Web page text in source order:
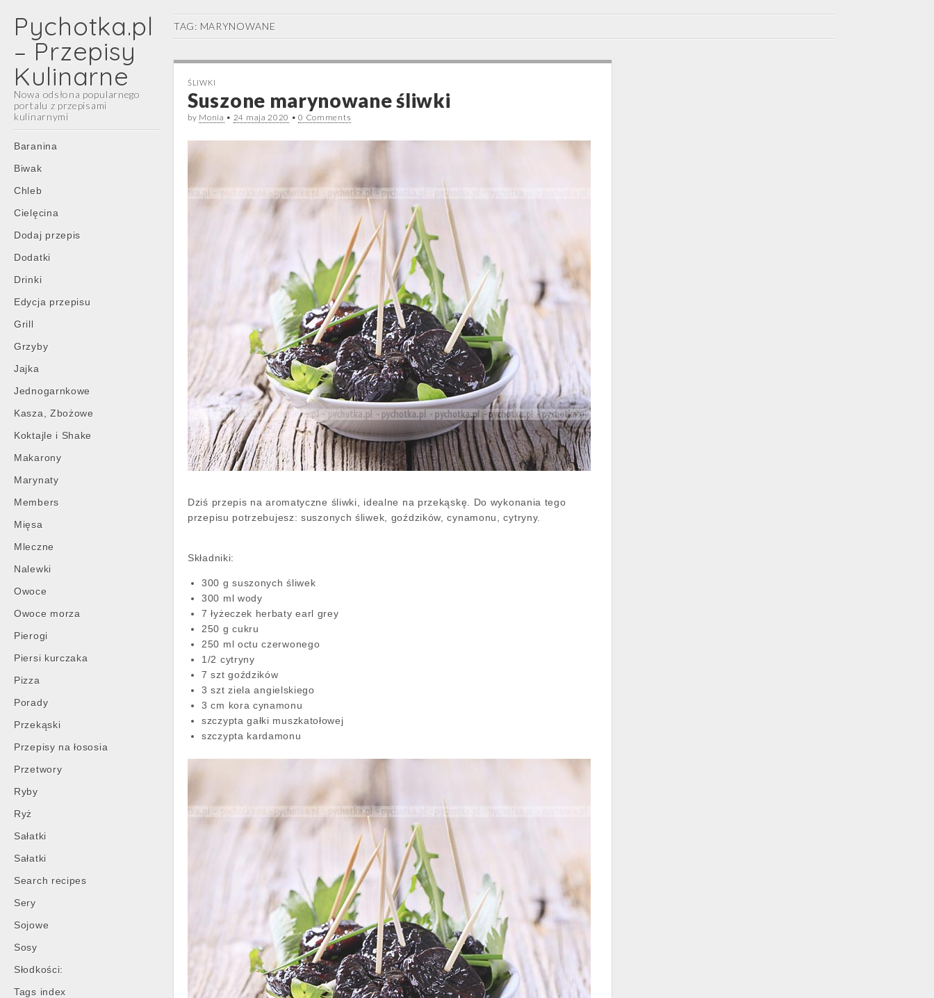
Pychotka.pl
– Przepisy
Kulinarne
Nowa odsłona popularnego
portalu z przepisami
kulinarnymi
Main
menu
Skip
content
Baranina
Biwak
Chleb
Cielęcina
Dodaj przepis
Dodatki
Drinki
Edycja przepisu
Grill
Grzyby
Jajka
Jednogarnkowe
Kasza, Zbożowe
Koktajle i Shake
Makarony
Marynaty
Members
Mięsa
Mleczne
Nalewki
Owoce
Owoce morza
Pierogi
Piersi kurczaka
Pizza
Porady
Przekąski
Przepisy na łososia
Przetwory
Ryby
Ryż
Sałatki
Sałatki
Search recipes
Sery
Sojowe
Sosy
Słodkości:
Tags index
TAG: MARYNOWANE
ŚLIWKI
Suszone marynowane śliwki
by Monia • 24 maja 2020 •0 Comments
Dziś przepis na aromatyczne śliwki, idealne na przekąskę. Do wykonania tego
przepisu potrzebujesz: suszonych śliwek, goździków, cynamonu, cytryny.
Składniki:
300 g suszonych śliwek
300 ml wody
7 łyżeczek herbaty earl grey
250 g cukru
250 ml octu czerwonego
1/2 cytryny
7 szt goździków
3 szt ziela angielskiego
3 cm kora cynamonu
szczypta gałki muszkatołowej
szczypta kardamonu